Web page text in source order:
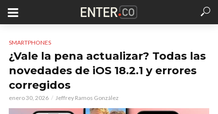
SMARTPHONES
¿Vale la pena actualizar? Todas las
novedades de iOS 18.2.1 y errores
corregidos
enero 30, 2026 Jeffrey Ramos González